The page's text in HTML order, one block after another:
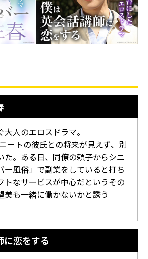
人のエロスドラマ。
ートの彼氏との将来が見えず、別
た。ある日、同僚の頼子からシニ
ー風俗」で副業をしていると打ち
トなサービスが中心だというその
美も一緒に働かないかと誘う
に恋をする